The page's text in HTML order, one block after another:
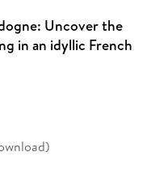
Uncover the
in an idyllic French